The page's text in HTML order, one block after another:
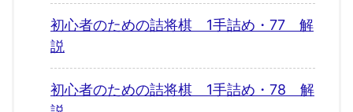
初心者のための詰将棋 1手詰め・77 解
説
初心者のための詰将棋 1手詰め・78 解